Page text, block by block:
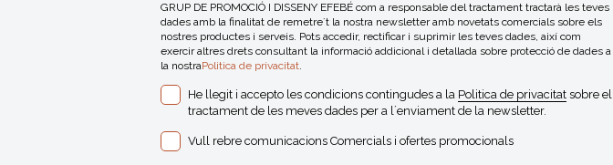
GRUP DE PROMOCIÓ I DISSENY EFEBÉ com a responsable del tractament tractarà les teves
dades amb la finalitat de remetre´t la nostra newsletter amb novetats comercials sobre els
nostres productes i serveis. Pots accedir, rectificar i suprimir les teves dades, així com
exercir altres drets consultant la informació addicional i detallada sobre protecció de dades a
la nostraPolitica de privacitat.
He llegit i accepto les condicions contingudes a la Politica de privacitatsobre el
tractament de les meves dades per a l´enviament de la newsletter.
Vull rebre comunicacions Comercials i ofertes promocionals